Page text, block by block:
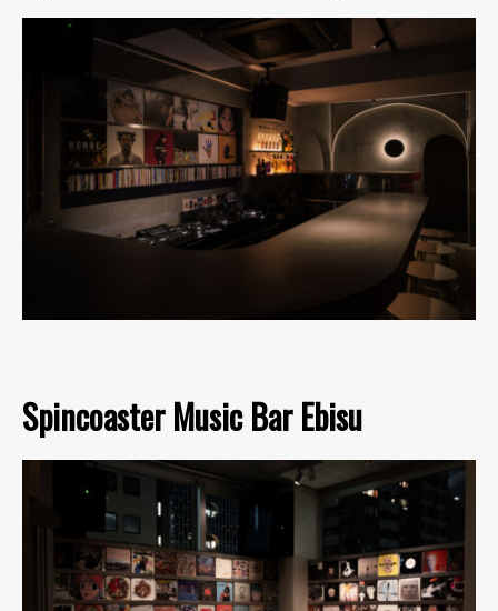
Spincoaster Music Bar Ebisu